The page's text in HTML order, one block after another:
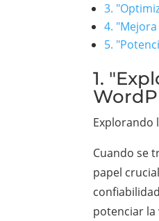
3.
4.
5.
1.
Explorando
Cuando se
papel
potenciar la